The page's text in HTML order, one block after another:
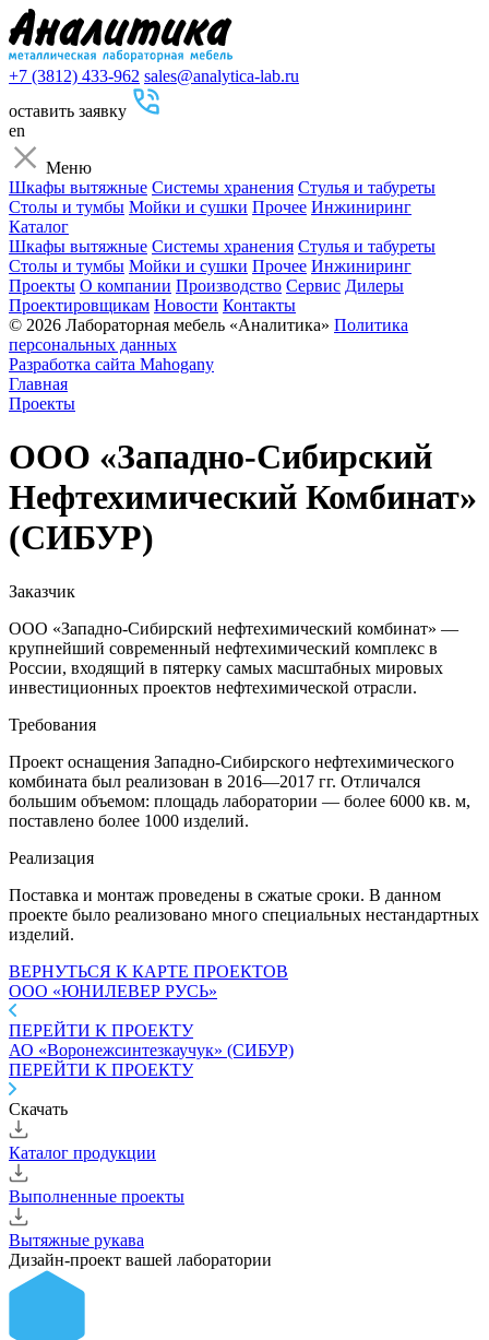
+7 (3812) 433-962 sales@analytica-lab.ru
оставить заявку
en
Меню
Шкафы вытяжные Cистемы хранения Стулья и табуреты
Столы и тумбы Мойки и сушки Прочее Инжиниринг
Каталог
Шкафы вытяжные Cистемы хранения Стулья и табуреты
Столы и тумбы Мойки и сушки Прочее Инжиниринг
Проекты О компании Производство Сервис Дилеры
Проектировщикам Новости Контакты
© 2026 Лабораторная мебель «Аналитика» Политика
персональных данных
Разработка сайта Mahogany
Главная
Проекты
ООО «Западно-Сибирский
Нефтехимический Комбинат»
(СИБУР)
Заказчик
ООО «Западно-Сибирский нефтехимический комбинат» —
крупнейший современный нефтехимический комплекс в
России, входящий в пятерку самых масштабных мировых
инвестиционных проектов нефтехимической отрасли.
Требования
Проект оснащения Западно-Сибирского нефтехимического
комбината был реализован в 2016—2017 гг. Отличался
большим объемом: площадь лаборатории — более 6000 кв. м,
поставлено более 1000 изделий.
Реализация
Поставка и монтаж проведены в сжатые сроки. В данном
проекте было реализовано много специальных нестандартных
изделий.
ВЕРНУТЬСЯ К КАРТЕ ПРОЕКТОВ
ООО «ЮНИЛЕВЕР РУСЬ»
ПЕРЕЙТИ К ПРОЕКТУ
АО «Воронежсинтезкаучук» (СИБУР)
ПЕРЕЙТИ К ПРОЕКТУ
Скачать
Каталог продукции
Выполненные проекты
Вытяжные рукава
Дизайн-проект вашей лаборатории